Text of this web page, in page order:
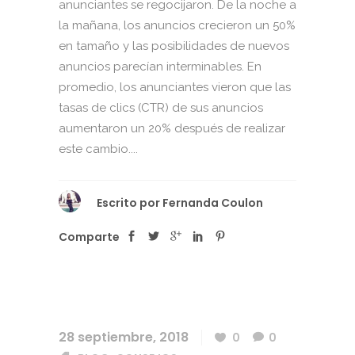
anunciantes se regocijaron. De la noche a
la mañana, los anuncios crecieron un 50%
en tamaño y las posibilidades de nuevos
anuncios parecían interminables. En
promedio, los anunciantes vieron que las
tasas de clics (CTR) de sus anuncios
aumentaron un 20% después de realizar
este cambio....
Escrito por Fernanda Coulon
Comparte
28 septiembre, 2018 0
0